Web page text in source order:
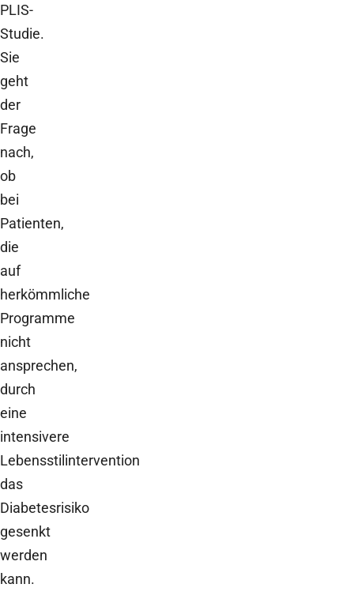
PLIS-
Studie.
Sie
geht
der
Frage
nach,
ob
bei
Patienten,
die
auf
herkömmliche
Programme
nicht
ansprechen,
durch
eine
intensivere
Lebensstilintervention
das
Diabetesrisiko
gesenkt
werden
kann.